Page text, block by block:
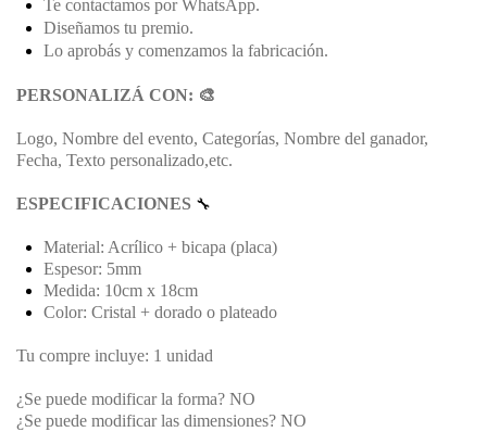
Te contactamos por WhatsApp.
Diseñamos tu premio.
Lo aprobás y comenzamos la fabricación.
PERSONALIZÁ CON: 🎨
Logo, Nombre del evento, Categorías, Nombre del ganador,
Fecha, Texto personalizado,etc.
ESPECIFICACIONES 🔧
Material: Acrílico + bicapa (placa)
Espesor: 5mm
Medida: 10cm x 18cm
Color: Cristal + dorado o plateado
Tu compre incluye: 1 unidad
¿Se puede modificar la forma? NO
¿Se puede modificar las dimensiones? NO